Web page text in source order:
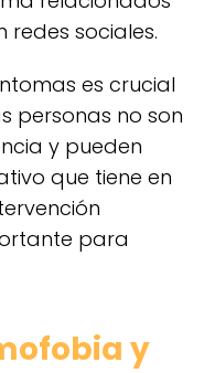
sociales.
es crucial
personas no son
y pueden
que tiene en
para
y